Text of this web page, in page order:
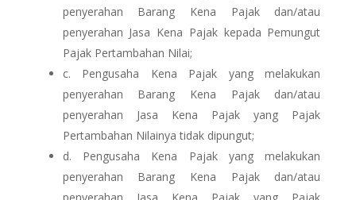
penyerahan Barang Kena Pajak dan/atau
penyerahan Jasa Kena Pajak kepada Pemungut
Pajak Pertambahan Nilai;
c. Pengusaha Kena Pajak yang melakukan
penyerahan Barang Kena Pajak dan/atau
penyerahan Jasa Kena Pajak yang Pajak
Pertambahan Nilainya tidak dipungut;
d. Pengusaha Kena Pajak yang melakukan
penyerahan Barang Kena Pajak dan/atau